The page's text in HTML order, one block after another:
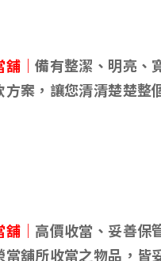
舖｜備有整潔、明亮、
方案，讓您清清楚楚整
｜ 高價收當、妥善保
當舖所收當之物品，